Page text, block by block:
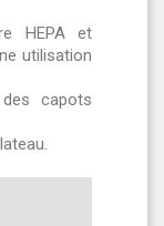
HEPA et
utilisation
capots